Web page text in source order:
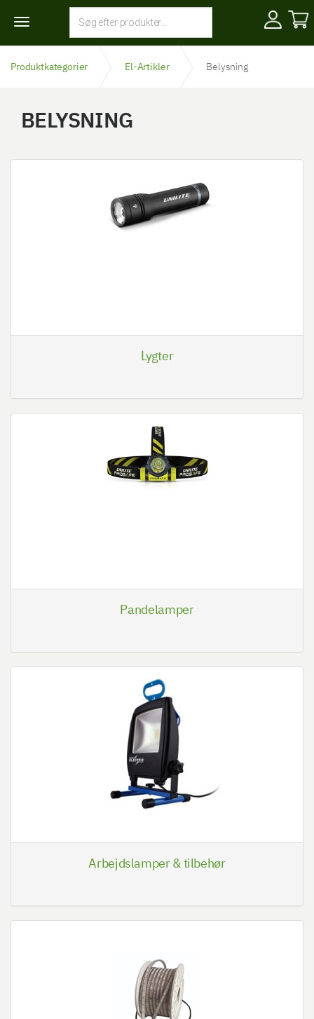
Toggle
navigation
Produktkategorier El-Artikler Belysning
BELYSNING
Lygter
Pandelamper
Arbejdslamper & tilbehør